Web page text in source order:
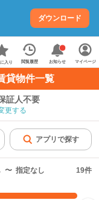
ダウンロード
入り 閲覧履歴 お知らせ マイページ
貸物件一覧
証人不要
更する
アプリで探す
〜 指定なし 19件